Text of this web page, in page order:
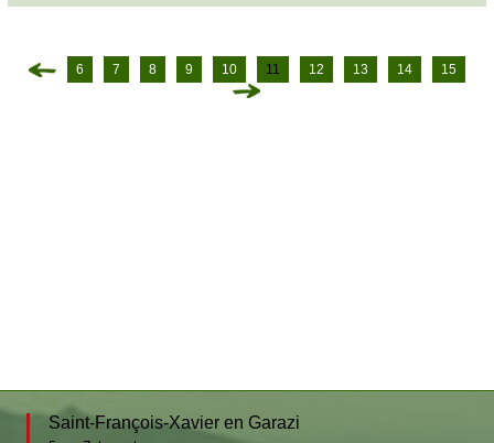
6 7 8 9 10 11 12 13 14 15
Saint-François-Xavier en Garazi